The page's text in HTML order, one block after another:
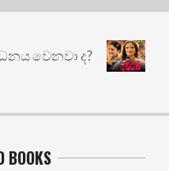
වෙනවා ද?
BOOKS